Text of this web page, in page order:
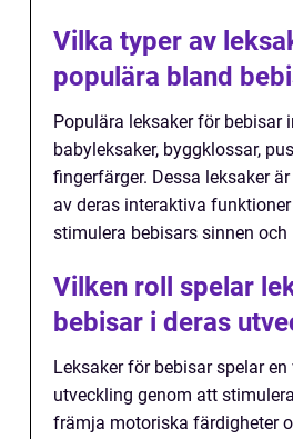
Vilka typer av
populära bland
Populära leksaker för bebisar
babyleksaker, byggklossar,
fingerfärger. Dessa leksaker
av deras interaktiva
stimulera bebisars sinnen och
Vilken roll spelar
bebisar i deras
Leksaker för bebisar spelar
utveckling genom att
främja motoriska färdigheter